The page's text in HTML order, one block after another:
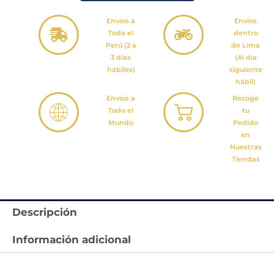
Envíos a
Todo el
Perú (2 a
3 días
hábiles)
Envíos
dentro
de Lima
(Al día
siguiente
hábil)
Envíos a
Todo el
Mundo
Recoge
tu
Pedido
en
Nuestras
Tiendas
Descripción
Información adicional